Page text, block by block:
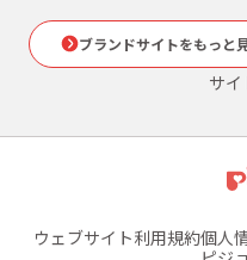
ブランドサイトをもっと
サ
ウェブサイト利用規約個人